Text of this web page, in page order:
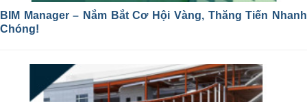
BIM Manager – Nắm Bắt Cơ Hội Vàng, Thăng Tiến Nhanh
Chóng!